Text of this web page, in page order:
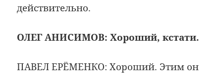
действительно.
ОЛЕГ АНИСИМОВ: Хороший, кстати.
ПАВЕЛ ЕРЁМЕНКО: Хороший. Этим он